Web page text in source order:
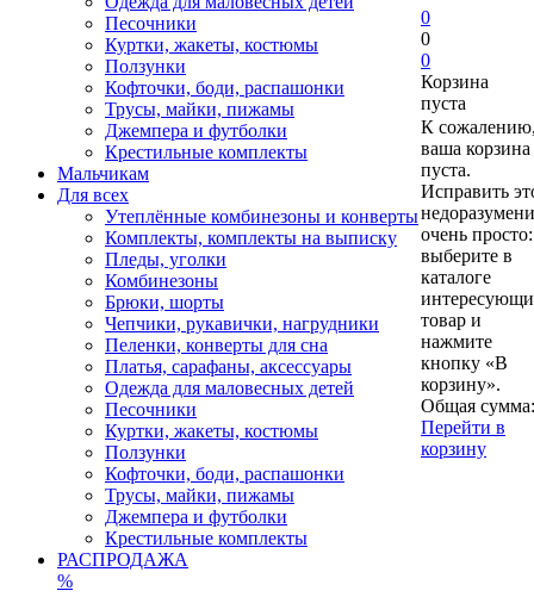
Песочники
Куртки, жакеты, костюмы
Ползунки
Кофточки, боди, распашонки
Трусы, майки, пижамы
Джемпера и футболки
Крестильные комплекты
Мальчикам
Для всех
Утеплённые комбинезоны и конверты
Комплекты, комплекты на выписку
Пледы, уголки
Комбинезоны
Брюки, шорты
Чепчики, рукавички, нагрудники
Пеленки, конверты для сна
Платья, сарафаны, аксессуары
Одежда для маловесных детей
Песочники
Куртки, жакеты, костюмы
Ползунки
Кофточки, боди, распашонки
Трусы, майки, пижамы
Джемпера и футболки
Крестильные комплекты
РАСПРОДАЖА
%
0
0
0
Корзина
пуста
К
ваша корзина
пуста.
Исправить
очень просто:
выберите в
каталоге
товар и
нажмите
кнопку «В
корзину».
Общая сумма:
Перейти в
корзину